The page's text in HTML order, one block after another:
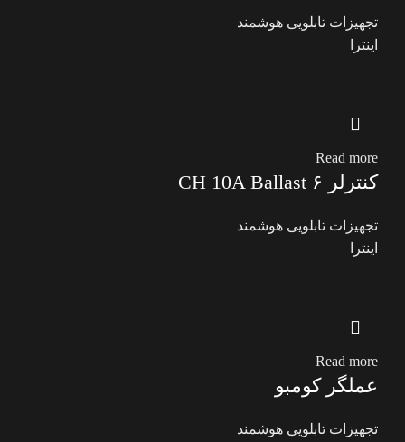
تجهیزات تابلویی هوشمند
اینترا
Read more
کنترلر ۶ CH 10A Ballast
تجهیزات تابلویی هوشمند
اینترا
Read more
عملگر کومبو
تجهیزات تابلویی هوشمند